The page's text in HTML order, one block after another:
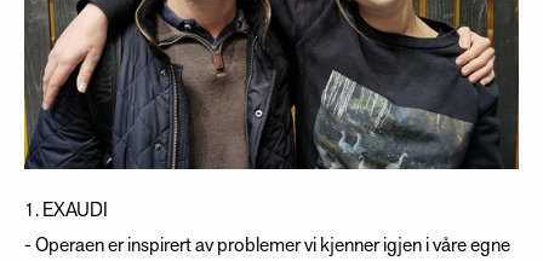
1. EXAUDI
- Operaen er inspirert av problemer vi kjenner igjen i våre egne